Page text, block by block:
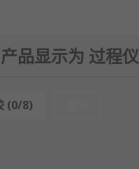
多功能且经济高效的替
传输。
便于安装。您可以选择
颜色和电压输入缩放比
品显示为 过程
(0/8)